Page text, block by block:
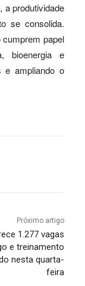
a produtividade
se consolida.
papel
bioenergia e
e ampliando o
Próximo artigo
1.277 vagas
e treinamento
nesta quarta-
feira